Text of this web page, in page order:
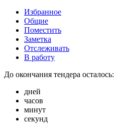
Избранное
Общие
Поместить
Заметка
Отслеживать
В работу
До окончания тендера осталось:
дней
часов
минут
секунд